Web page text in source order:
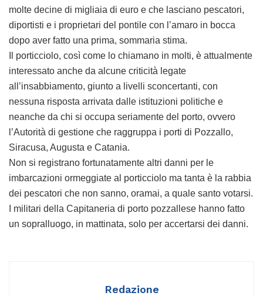
molte decine di migliaia di euro e che lasciano pescatori,
diportisti e i proprietari del pontile con l’amaro in bocca
dopo aver fatto una prima, sommaria stima.
Il porticciolo, così come lo chiamano in molti, è attualmente
interessato anche da alcune criticità legate
all’insabbiamento, giunto a livelli sconcertanti, con
nessuna risposta arrivata dalle istituzioni politiche e
neanche da chi si occupa seriamente del porto, ovvero
l’Autorità di gestione che raggruppa i porti di Pozzallo,
Siracusa, Augusta e Catania.
Non si registrano fortunatamente altri danni per le
imbarcazioni ormeggiate al porticciolo ma tanta è la rabbia
dei pescatori che non sanno, oramai, a quale santo votarsi.
I militari della Capitaneria di porto pozzallese hanno fatto
un sopralluogo, in mattinata, solo per accertarsi dei danni.
Redazione